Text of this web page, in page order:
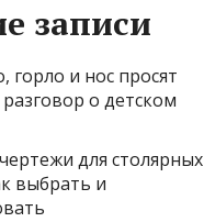
записи
горло и нос просят
о детском
для столярных
выбрать и